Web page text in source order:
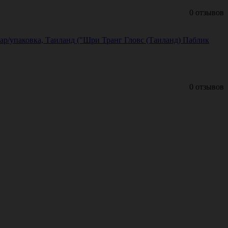
0 отзывов
упаковка, Таиланд ("Шри Транг Гловс (Таиланд) Паблик
0 отзывов